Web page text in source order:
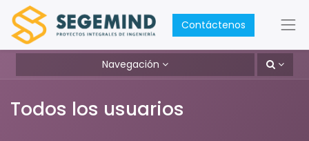
Contáctenos
Navegación
Todos los usuarios